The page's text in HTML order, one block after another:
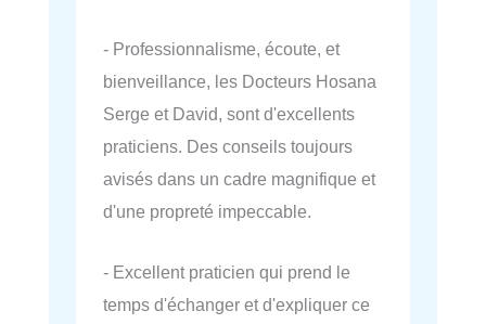
- Professionnalisme, écoute, et
bienveillance, les Docteurs Hosana
Serge et David, sont d'excellents
praticiens. Des conseils toujours
avisés dans un cadre magnifique et
d'une propreté impeccable.
- Excellent praticien qui prend le
temps d'échanger et d'expliquer ce